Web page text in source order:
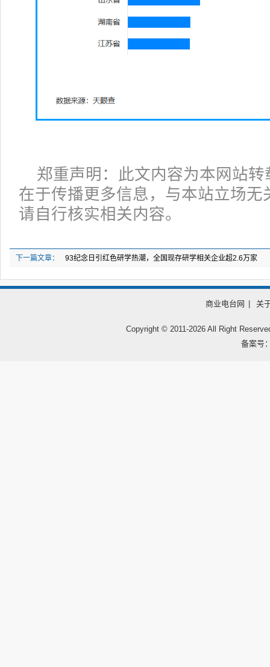
郑重声明：此文内容为本网站
在于传播更多信息，与本站立场
请自行核实相关内容。
下一篇文章： 93纪念日引红色研学热潮，全国现存研学相关企业超2.6万家
商业电台网 关
Copyright © 2011-2026 All Right
备案号